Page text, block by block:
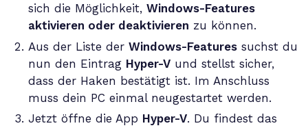
sich die Möglichkeit, Windows-Features
aktivieren oder deaktivieren zu können.
Aus der Liste der Windows-Featuressuchst du
nun den Eintrag Hyper-Vund stellst sicher,
dass der Haken bestätigt ist. Im Anschluss
muss dein PC einmal neugestartet werden.
Jetzt öffne die App Hyper-V. Du findest das